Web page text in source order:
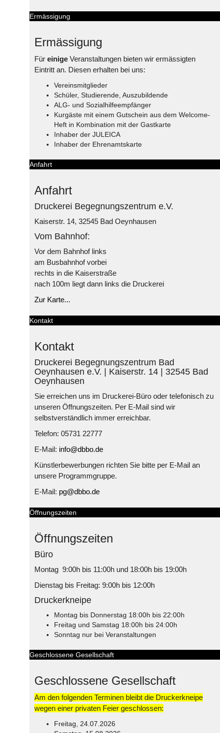
Ermässigung
Ermässigung
Für einige Veranstaltungen bieten wir ermässigten
Eintritt an. Diesen erhalten bei uns:
Vereinsmitglieder
Schüler, Studierende, Auszubildende
ALG- und Sozialhilfeempfänger
Kurgäste mit einem Gutschein aus dem Welcome-
Heft in Kombination mit der Gastkarte
Inhaber der JULEICA
Inhaber der Ehrenamtskarte
Anfahrt
Anfahrt
Druckerei Begegnungszentrum e.V.
Kaiserstr. 14, 32545 Bad Oeynhausen
Vom Bahnhof:
Vor dem Bahnhof links
am Busbahnhof vorbei
rechts in die Kaiserstraße
nach 100m liegt dann links die Druckerei
Zur Karte...
Kontakt
Kontakt
Druckerei Begegnungszentrum Bad
Oeynhausen e.V. | Kaiserstr. 14 | 32545 Bad
Oeynhausen
Sie erreichen uns im Druckerei-Büro oder telefonisch zu
unseren Öffnungszeiten. Per E-Mail sind wir
selbstverständlich immer erreichbar.
Telefon: 05731 22777
E-Mail: info@dbbo.de
Künstlerbewerbungen richten Sie bitte per E-Mail an
unsere Programmgruppe.
E-Mail: pg@dbbo.de
Öffnungszeiten
Öffnungszeiten
Büro
Montag 9:00h bis 11:00h und 18:00h bis 19:00h
Dienstag bis Freitag: 9:00h bis 12:00h
Druckerkneipe
Montag bis Donnerstag 18:00h bis 22:00h
Freitag und Samstag 18:00h bis 24:00h
Sonntag nur bei Veranstaltungen
Geschlossene Gesellschaft
Geschlossene Gesellschaft
Am den folgenden Terminen bleibt die Druckerkneipe
wegen einer privaten Feier geschlossen:
Freitag, 24.07.2026